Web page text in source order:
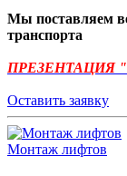
Мы поставляем
транспорта
ПРЕЗЕНТАЦИЯ
Оставить заявку
Монтаж лифтов